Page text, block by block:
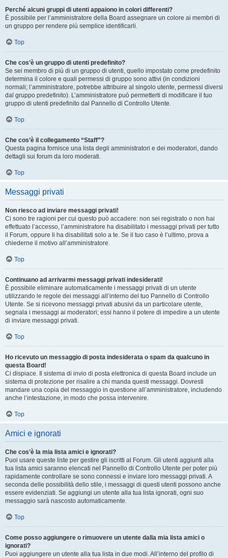
Perché alcuni gruppi di utenti appaiono in colori differenti?
È possibile per l’amministratore della Board assegnare un colore ai membri di
un gruppo per rendere più semplice identificarli.
Top
Che cos’è un gruppo di utenti predefinito?
Se sei membro di più di un gruppo di utenti, quello impostato come predefinito
determina il colore e quali permessi di gruppo sono attivi (in condizioni
normali; l’amministratore, potrebbe attribuire al singolo utente, permessi diversi
dal gruppo predefinito). L’amministratore può permetterti di modificare il tuo
gruppo di utenti predefinito dal Pannello di Controllo Utente.
Top
Che cos’è il collegamento “Staff”?
Questa pagina fornisce una lista degli amministratori e dei moderatori, dando
dettagli sui forum da loro moderati.
Top
Messaggi privati
Non riesco ad inviare messaggi privati!
Ci sono tre ragioni per cui questo può accadere: non sei registrato o non hai
effettuato l’accesso, l’amministratore ha disabilitato i messaggi privati per tutto
il Forum, oppure li ha disabilitati solo a te. Se il tuo caso è l’ultimo, prova a
chiederne il motivo all’amministratore.
Top
Continuano ad arrivarmi messaggi privati indesiderati!
È possibile eliminare automaticamente i messaggi privati ​​di un utente
utilizzando le regole dei messaggi all’interno del tuo Pannello di Controllo
Utente. Se si ricevono messaggi privati ​​abusivi da un particolare utente,
segnala i messaggi ai moderatori; essi hanno il potere di impedire a un utente
di inviare messaggi privati​​.
Top
Ho ricevuto un messaggio di posta indesiderata o spam da qualcuno in
questa Board!
Ci dispiace. Il sistema di invio di posta elettronica di questa Board include un
sistema di protezione per risalire a chi manda questi messaggi. Dovresti
mandare una copia del messaggio in questione all’amministratore, includendo
anche l’intestazione, in modo che possa intervenire.
Top
Amici e ignorati
Che cos’è la mia lista amici e ignorati?
Puoi usare queste liste per gestire gli iscritti al Forum. Gli utenti aggiunti alla
tua lista amici saranno elencati nel Pannello di Controllo Utente per poter più
rapidamente controllare se sono connessi e inviare loro messaggi privati. A
seconda delle possibilità dello stile, i messaggi di questi utenti possono anche
essere evidenziati. Se aggiungi un utente alla tua lista ignorati, ogni suo
messaggio sarà nascosto automaticamente.
Top
Come posso aggiungere o rimuovere un utente dalla mia lista amici o
ignorati?
Puoi aggiungere un utente alla tua lista in due modi. All’interno del profilo di